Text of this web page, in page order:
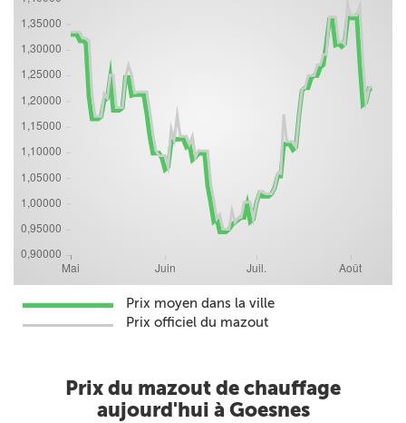
Prix moyen dans la ville
Prix officiel du mazout
Prix du mazout de chauffage
aujourd'hui à Goesnes